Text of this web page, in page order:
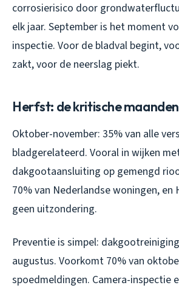
corrosierisico door
elk jaar. September is het moment
inspectie. Voor de bladval begint,
zakt, voor de neerslag piekt.
Herfst: de kritische maanden
Oktober-november: 35% van alle
bladgerelateerd. Vooral in wijken
dakgootaansluiting op gemengd
70% van Nederlandse woningen, en
geen uitzondering.
Preventie is simpel:
augustus. Voorkomt 70% van
spoedmeldingen. Camera-inspectie